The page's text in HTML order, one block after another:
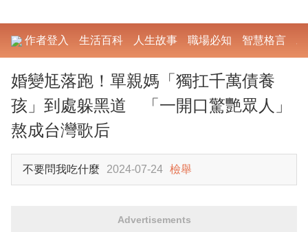
作者登入 生活百科 人生故事 職場必知 智慧格言
婚變尪落跑！單親媽「獨扛千萬債養
孩」到處躲黑道 「一開口驚艷眾人」
熬成台灣歌后
不要問我吃什麼 2024-07-24 檢舉
Advertisements